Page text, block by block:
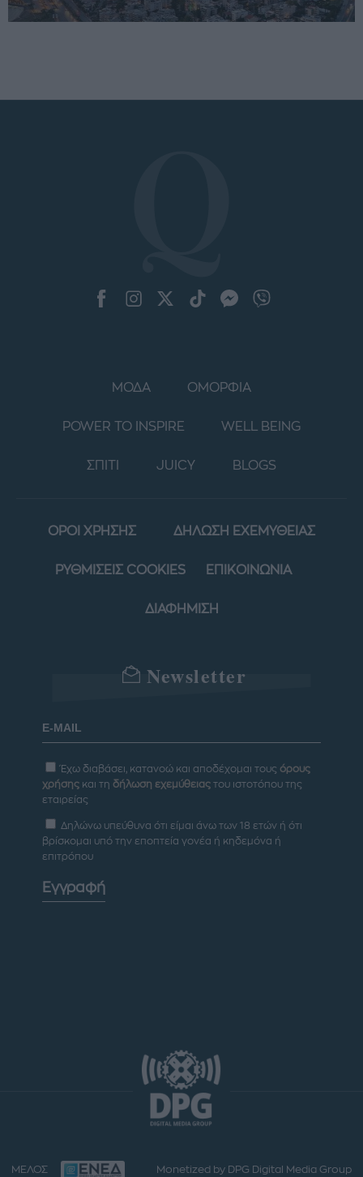
ΜΟΔΑ ΟΜΟΡΦΙΑ
POWER TO INSPIRE WELL BEING
ΣΠΙΤΙ JUICY BLOGS
ΟΡΟΙ ΧΡΗΣΗΣ ΔΗΛΩΣΗ ΕΧΕΜΥΘΕΙΑΣ
ΡΥΘΜΙΣΕΙΣ COOKIES ΕΠΙΚΟΙΝΩΝΙΑ
ΔΙΑΦΗΜΙΣΗ
Newsletter
Έχω διαβάσει, κατανοώ και αποδέχομαι τους όρους
χρήσης και τη δήλωση εχεμύθειας του ιστοτόπου της
εταιρείας
Δηλώνω υπεύθυνα ότι είμαι άνω των 18 ετών ή ότι
βρίσκομαι υπό την εποπτεία γονέα ή κηδεμόνα ή
επιτρόπου
Εγγραφή
ΜΕΛΟΣ Monetized by DPG Digital Media Group